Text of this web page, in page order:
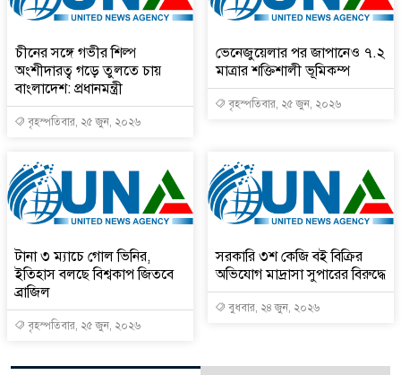
চীনের সঙ্গে গভীর শিল্প
অংশীদারত্ব গড়ে তুলতে চায়
বাংলাদেশ: প্রধানমন্ত্রী
বৃহস্পতিবার, ২৫ জুন, ২০২৬
ভেনেজুয়েলার পর জাপানেও ৭.২
মাত্রার শক্তিশালী ভূমিকম্প
বৃহস্পতিবার, ২৫ জুন, ২০২৬
টানা ৩ ম্যাচে গোল ভিনির,
ইতিহাস বলছে বিশ্বকাপ জিতবে
ব্রাজিল
বৃহস্পতিবার, ২৫ জুন, ২০২৬
সরকারি ৩শ কেজি বই বিক্রির
অভিযোগ মাদ্রাসা সুপারের বিরুদ্ধে
বুধবার, ২৪ জুন, ২০২৬